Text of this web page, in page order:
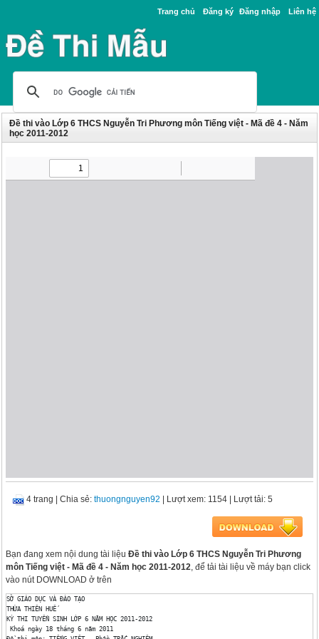
Trang chủ Đăng ký Đăng nhập Liên hệ
Đề thi vào Lớp 6 THCS Nguyễn Tri Phương môn Tiếng việt - Mã đề 4 - Năm
học 2011-2012
4 trang |Chia sẻ:thuongnguyen92 | Lượt xem: 1154 | Lượt tải: 5
Bạn đang xem nội dung tài liệuĐề thi vào Lớp 6 THCS Nguyễn Tri Phương
môn Tiếng việt - Mã đề 4 - Năm học 2011-2012, để tải tài liệu về máy bạn click
vào nút DOWNLOAD ở trên
SỞ GIÁO DỤC VÀ ĐÀO TẠO
THỪA THIÊN HUẾ
KỲ THI TUYỂN SINH LỚP 6 NĂM HỌC 2011-2012
Khoá ngày 18 tháng 6 năm 2011